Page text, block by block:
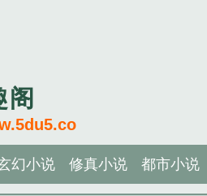
阁
幻小说 修真小说 都市小说